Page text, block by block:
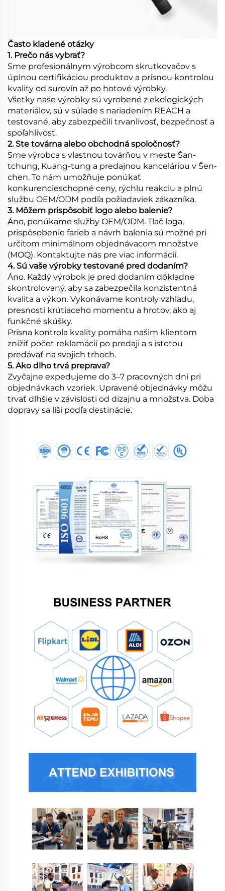
Často kladené otázky
1. Prečo nás vybrať?
Sme profesionálnym výrobcom skrutkovačov s
úplnou certifikáciou produktov a prísnou kontrolou
kvality od surovín až po hotové výrobky.
Všetky naše výrobky sú vyrobené z ekologických
materiálov, sú v súlade s nariadením REACH a
testované, aby zabezpečili trvanlivosť, bezpečnosť a
spoľahlivosť.
2. Ste továrna alebo obchodná spoločnosť?
Sme výrobca s vlastnou továrňou v meste Šan-
tchung, Kuang-tung a predajnou kanceláriou v Šen-
chen. To nám umožňuje ponúkať
konkurencieschopné ceny, rýchlu reakciu a plnú
službu OEM/ODM podľa požiadaviek zákazníka.
3. Môžem prispôsobiť logo alebo balenie?
Áno, ponúkame služby OEM/ODM. Tlač loga,
prispôsobenie farieb a návrh balenia sú možné pri
určitom minimálnom objednávacom množstve
(MOQ). Kontaktujte nás pre viac informácií.
4. Sú vaše výrobky testované pred dodaním?
Áno. Každý výrobok je pred dodaním dôkladne
skontrolovaný, aby sa zabezpečila konzistentná
kvalita a výkon. Vykonávame kontroly vzhľadu,
presnosti krútiaceho momentu a hrotov, ako aj
funkčné skúšky.
Prísna kontrola kvality pomáha našim klientom
znížiť počet reklamácií po predaji a s istotou
predávať na svojich trhoch.
5. Ako dlho trvá preprava?
Zvyčajne expedujeme do 3–7 pracovných dní pri
objednávkach vzoriek. Upravené objednávky môžu
trvať dlhšie v závislosti od dizajnu a množstva. Doba
dopravy sa líši podľa destinácie.